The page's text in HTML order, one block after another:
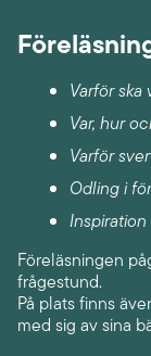
Varför ska
Var, hur
Varför
Odling i
Föreläsningen
frågestund.
På plats finns
med sig av sina